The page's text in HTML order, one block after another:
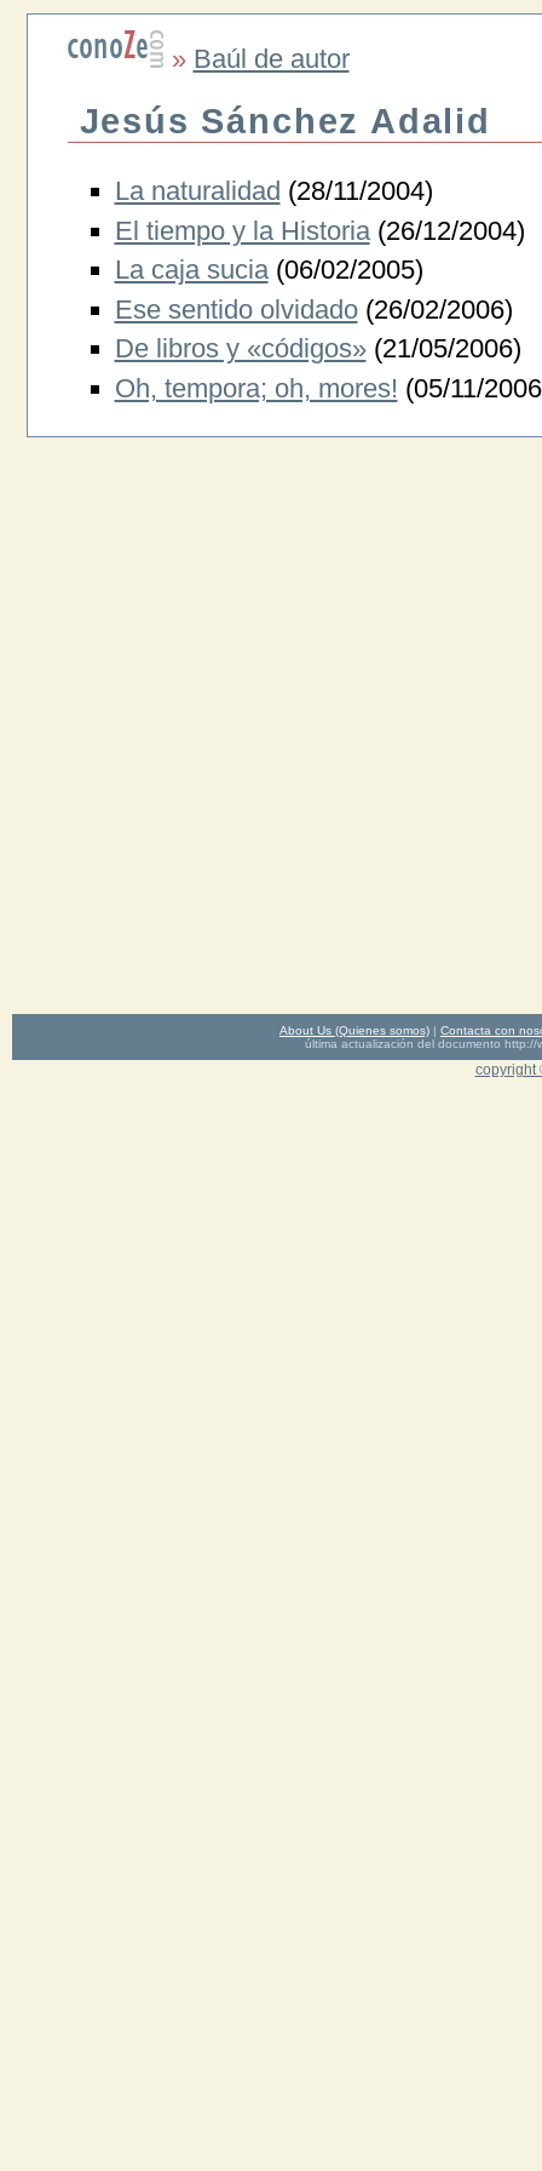
» Baúl de autor
Jesús Sánchez Adalid
La naturalidad (28/11/2004)
El tiempo y la Historia(26/12/2004)
La caja sucia(06/02/2005)
Ese sentido olvidado(26/02/2006)
De libros y «códigos»(21/05/2006)
Oh, tempora; oh, mores! (05/11/
About Us (Quienes somos) | Contacta con
última actualización del documento http://
copyright